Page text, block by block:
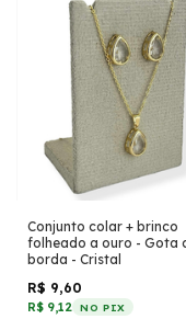
Conjunto colar + brinco
folheado a ouro - Gota
borda - Cristal
R$ 9,60
R$ 9,12 NO PIX